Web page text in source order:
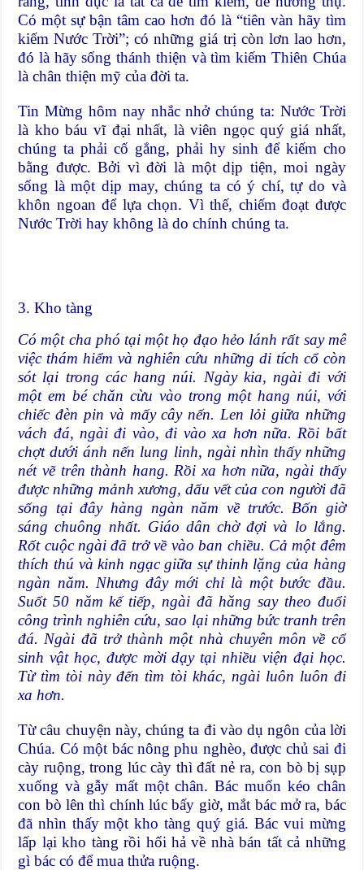
Có một sự bận tâm cao hơn đó là “tiên vàn hãy tìm
kiếm Nước Trời”; có những giá trị còn lơn lao hơn,
đó là hãy sống thánh thiện và tìm kiếm Thiên Chúa
là chân thiện mỹ của đời ta.
Tin Mừng hôm nay nhắc nhở chúng ta: Nước Trời
là kho báu vĩ đại nhất, là viên ngọc quý giá nhất,
chúng ta phải cố gắng, phải hy sinh để kiếm cho
bằng được. Bởi vì đời là một dịp tiện, moi ngày
sống là một dịp may, chúng ta có ý chí, tự do và
khôn ngoan để lựa chọn. Vì thế, chiếm đoạt được
Nước Trời hay không là do chính chúng ta.
3. Kho tàng
Có một cha phó tại một họ đạo hẻo lánh rất say mê
việc thám hiểm và nghiên cứu những di tích cổ còn
sót lại trong các hang núi. Ngày kia, ngài đi với
một em bé chăn cừu vào trong một hang núi, với
chiếc đèn pin và mấy cây nến. Len lỏi giữa những
vách đá, ngài đi vào, đi vào xa hơn nữa. Rồi bất
chợt dưới ánh nến lung linh, ngài nhìn thấy những
nét vẽ trên thành hang. Rồi xa hơn nữa, ngài thấy
được những mảnh xương, dấu vết của con người đã
sống tại đây hàng ngàn năm về trước. Bốn giờ
sáng chuông nhất. Giáo dân chờ đợi và lo lắng.
Rốt cuộc ngài đã trở về vào ban chiều. Cả một đêm
thích thú và kinh ngạc giữa sự thinh lặng của hàng
ngàn năm. Nhưng đây mới chỉ là một bước đầu.
Suốt 50 năm kế tiếp, ngài đã hăng say theo đuổi
công trình nghiên cứu, sao lại những bức tranh trên
đá. Ngài đã trở thành một nhà chuyên môn về cổ
sinh vật học, được mời dạy tại nhiều viện đại học.
Từ tìm tòi này đến tìm tòi khác, ngài luôn luôn đi
xa hơn.
Từ câu chuyện này, chúng ta đi vào dụ ngôn của lời
Chúa. Có một bác nông phu nghèo, được chủ sai đi
cày ruộng, trong lúc cày thì đất nẻ ra, con bò bị sụp
xuống và gẫy mất một chân. Bác muốn kéo chân
con bò lên thì chính lúc bấy giờ, mắt bác mở ra, bác
đã nhìn thấy một kho tàng quý giá. Bác vui mừng
lấp lại kho tàng rồi hối hả về nhà bán tất cả những
gì bác có để mua thửa ruộng.